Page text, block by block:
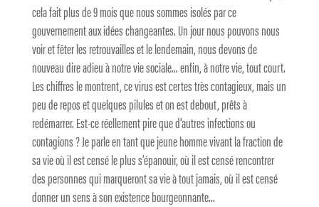
cela fait plus de 9 mois que nous sommes isolés par ce
gouvernement aux idées changeantes. Un jour nous pouvons nous
voir et fêter les retrouvailles et le lendemain, nous devons de
nouveau dire adieu à notre vie sociale… enfin, à notre vie, tout court.
Les chiffres le montrent, ce virus est certes très contagieux, mais un
peu de repos et quelques pilules et on est debout, prêts à
redémarrer. Est-ce réellement pire que d’autres infections ou
contagions ? Je parle en tant que jeune homme vivant la fraction de
sa vie où il est censé le plus s’épanouir, où il est censé rencontrer
des personnes qui marqueront sa vie à tout jamais, où il est censé
donner un sens à son existence bourgeonnante…